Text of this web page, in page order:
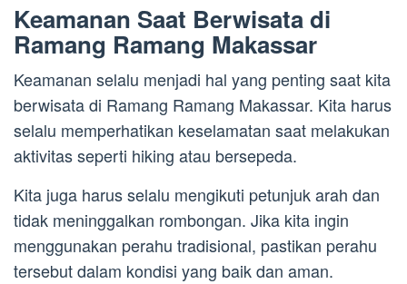
Keamanan Saat Berwisata di
Ramang Ramang Makassar
Keamanan selalu menjadi hal yang penting saat kita
berwisata di Ramang Ramang Makassar. Kita harus
selalu memperhatikan keselamatan saat melakukan
aktivitas seperti hiking atau bersepeda.
Kita juga harus selalu mengikuti petunjuk arah dan
tidak meninggalkan rombongan. Jika kita ingin
menggunakan perahu tradisional, pastikan perahu
tersebut dalam kondisi yang baik dan aman.